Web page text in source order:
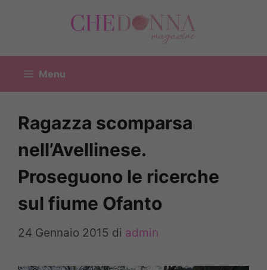
Menu
Ragazza scomparsa
nell’Avellinese.
Proseguono le ricerche
sul fiume Ofanto
24 Gennaio 2015 di admin